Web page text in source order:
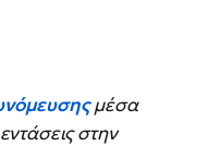
μέσα
στην